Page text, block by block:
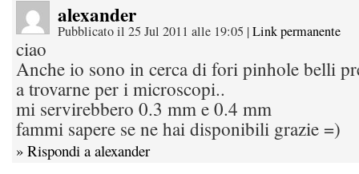
alexander
Pubblicato il 25 Jul 2011 alle 19:05 |Link permanente
ciao
Anche io sono in cerca di fori pinhole belli
a trovarne per i microscopi..
mi servirebbero 0.3 mm e 0.4 mm
fammi sapere se ne hai disponibili grazie =)
» Rispondi a alexander